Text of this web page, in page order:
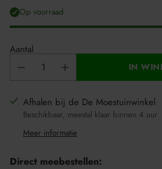
Op voorraad
Aantal
IN
Afhalen bij de De Moestuinwinkel
Beschikbaar, meestal klaar binnen 4 uur
Meer informatie
Direct meebestellen: